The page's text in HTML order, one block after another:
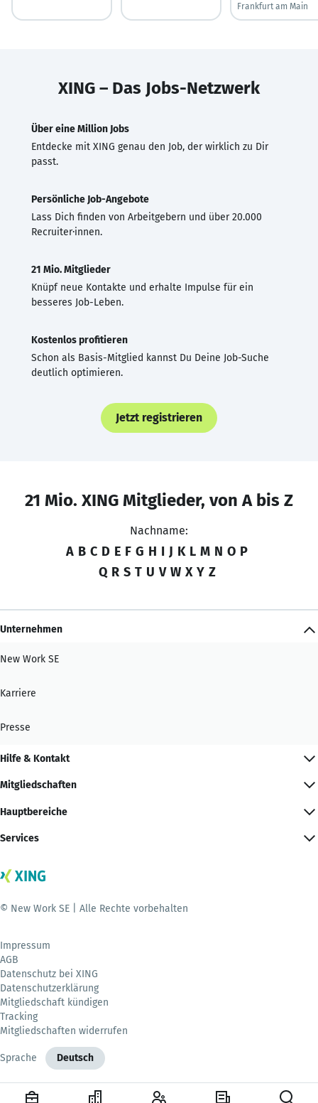
Frankfurt am Main
XING – Das Jobs-Netzwerk
Über eine Million Jobs
Entdecke mit XING genau den Job, der wirklich zu Dir
passt.
Persönliche Job-Angebote
Lass Dich finden von Arbeitgebern und über 20.000
Recruiter·innen.
21 Mio. Mitglieder
Knüpf neue Kontakte und erhalte Impulse für ein
besseres Job-Leben.
Kostenlos profitieren
Schon als Basis-Mitglied kannst Du Deine Job-Suche
deutlich optimieren.
Jetzt registrieren
21 Mio. XING Mitglieder, von A bis Z
Nachname:
A B C D E F G H I J K L M N O P
Q R S T U V W X Y Z
Unternehmen
New Work SE
Karriere
Presse
Hilfe & Kontakt
Mitgliedschaften
Hauptbereiche
Services
© New Work SE | Alle Rechte vorbehalten
Impressum
AGB
Datenschutz bei XING
Datenschutzerklärung
Mitgliedschaft kündigen
Tracking
Mitgliedschaften widerrufen
Sprache Deutsch